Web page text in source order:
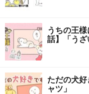
うちの王
話】「うざ
ただの犬
ャツ」